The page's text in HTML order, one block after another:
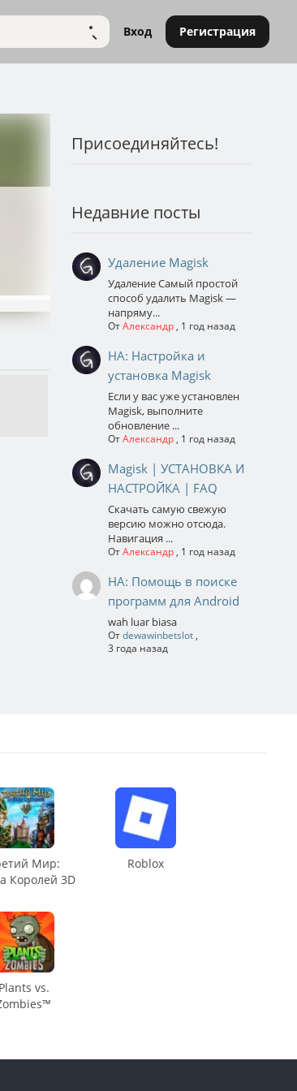
НАЙТИВход Регистрация
Присоединяйтесь!
Недавние посты
Удаление Magisk
Удаление Самый простой
способ удалить Magisk —
напряму...
ОтАлександр, 1 год назад
НА: Настройка и
установка Magisk
Если у вас уже установлен
Magisk, выполните
обновление ...
ОтАлександр, 1 год назад
Magisk | УСТАНОВКА И
НАСТРОЙКА | FAQ
Скачать самую свежую
версию можно отсюда.
Навигация ...
ОтАлександр, 1 год назад
НА: Помощь в поиске
программ для Android
wah luar biasa
Отdewawinbetslot,
3 года назад
Мир:
Королей 3D
Roblox
Plants vs.